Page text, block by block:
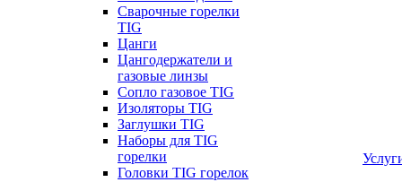
Сварочные горелки
TIG
Цанги
Цангодержатели и
газовые линзы
Сопло газовое TIG
Изоляторы TIG
Заглушки TIG
Наборы для TIG
горелки
Головки TIG горелок